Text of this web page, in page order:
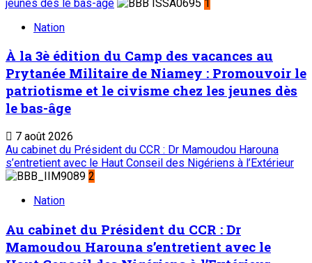
jeunes dès le bas-âge
1
Nation
À la 3è édition du Camp des vacances au
Prytanée Militaire de Niamey : Promouvoir le
patriotisme et le civisme chez les jeunes dès
le bas-âge
7 août 2026
Au cabinet du Président du CCR : Dr Mamoudou Harouna
s’entretient avec le Haut Conseil des Nigériens à l’Extérieur
2
Nation
Au cabinet du Président du CCR : Dr
Mamoudou Harouna s’entretient avec le